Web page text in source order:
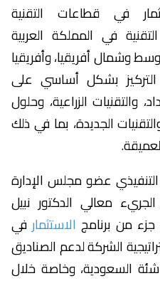
في قطاعات التقنية
في المملكة العربية
وشمال أفريقيا، وأفريقيا
بشكل أساسي على
والتقنيات الزراعية، وحلول
الجديدة، بما في ذلك
عضو مجلس الإدارة
معالي الدكتور نبيل
من برنامج الاستثمار في
الشركة لدعم الصناديق
السعودية، وخاصة خلال